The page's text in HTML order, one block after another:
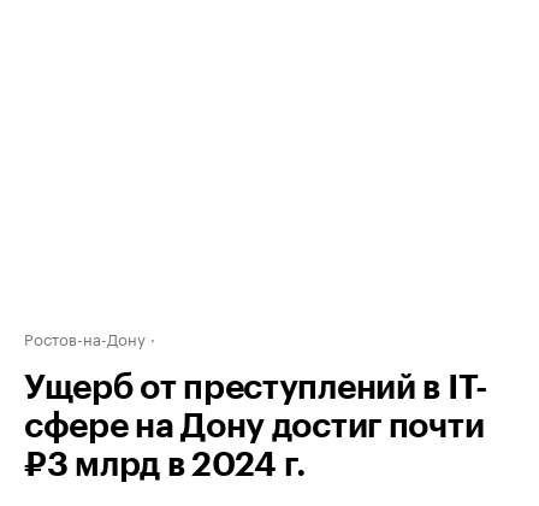
Ростов-на-Дону
Ущерб от преступлений в IT-
сфере на Дону достиг почти
₽3 млрд в 2024 г.